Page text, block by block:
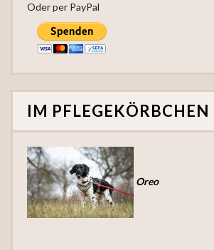
Oder per PayPal
IM PFLEGEKÖRBCHEN
Oreo